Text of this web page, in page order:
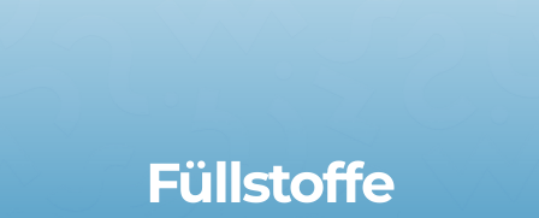
Füllstoffe